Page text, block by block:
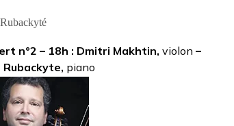
n°2 – 18h : Dmitri Makhtin, violon –
Rubackyte, piano